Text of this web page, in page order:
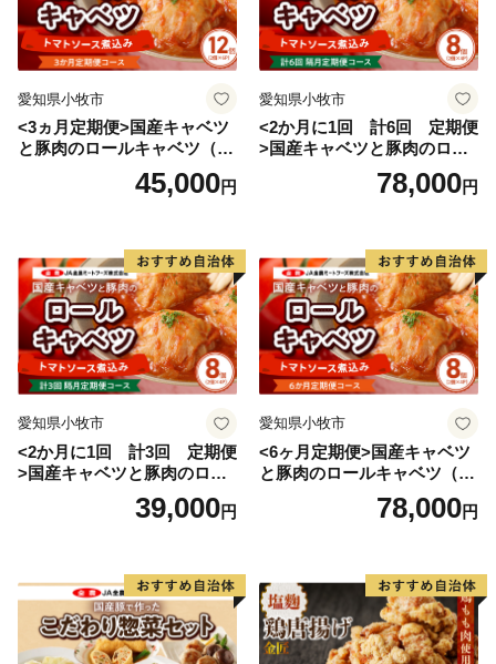
愛知県小牧市
<3ヵ月定期便>国産キャベツ
と豚肉のロールキャベツ（6P
45,000円
愛知県小牧市
<2か月に1回 計6回 定期便
>国産キャベツと豚肉のロー
ルキャベツ（4P入り）
78,000円
愛知県小牧市
<2か月に1回 計3回 定期便
>国産キャベツと豚肉のロー
ルキャベツ（4P入り）
39,000円
愛知県小牧市
<6ヶ月定期便>国産キャベツ
と豚肉のロールキャベツ（4P
78,000円